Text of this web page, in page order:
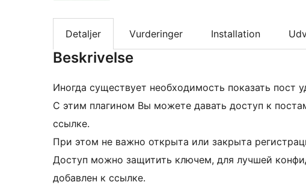
Detaljer Vurderinger Installation
Beskrivelse
Иногда существует необходимость показать пост
С этим плагином Вы можете давать доступ к
ссылке.
При этом не важно открыта или закрыта
Доступ можно защитить ключем, для лучшей
добавлен к ссылке.